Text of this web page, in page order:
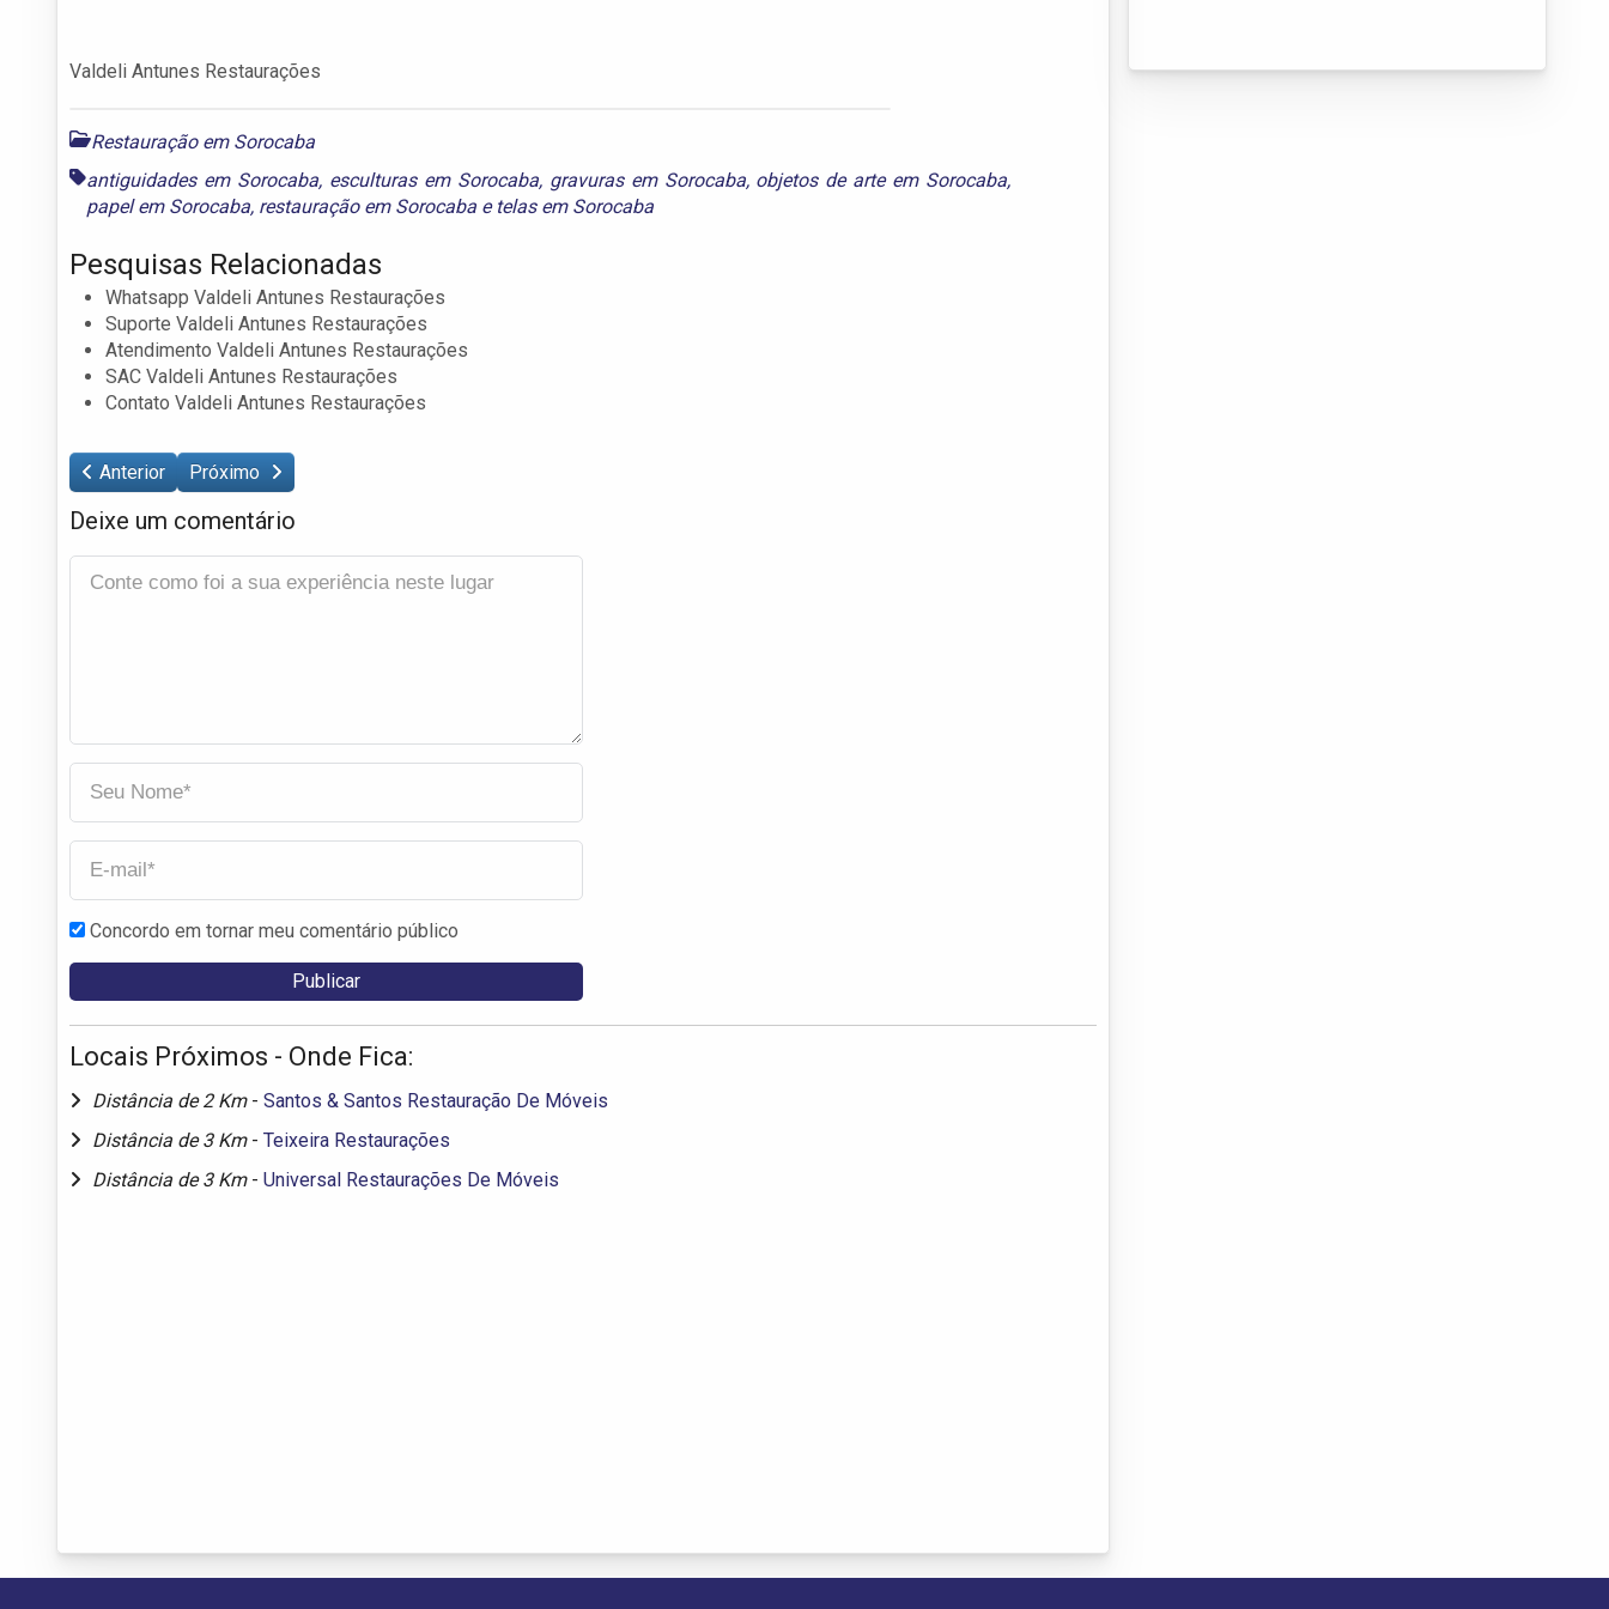
Valdeli Antunes Restaurações
Restauração em Sorocaba
antiguidades em Sorocaba, esculturas em Sorocaba, gravuras em Sorocaba, objetos de arte em Sorocaba,
papel em Sorocaba, restauração em Sorocaba e telas em Sorocaba
Pesquisas Relacionadas
Whatsapp Valdeli Antunes Restaurações
Suporte Valdeli Antunes Restaurações
Atendimento Valdeli Antunes Restaurações
SAC Valdeli Antunes Restaurações
Contato Valdeli Antunes Restaurações
Anterior Próximo
Deixe um comentário
Concordo em tornar meu comentário público
Locais Próximos - Onde Fica:
Distância de 2 Km - Santos & Santos Restauração De Móveis
Distância de 3 Km - Teixeira Restaurações
Distância de 3 Km - Universal Restaurações De Móveis